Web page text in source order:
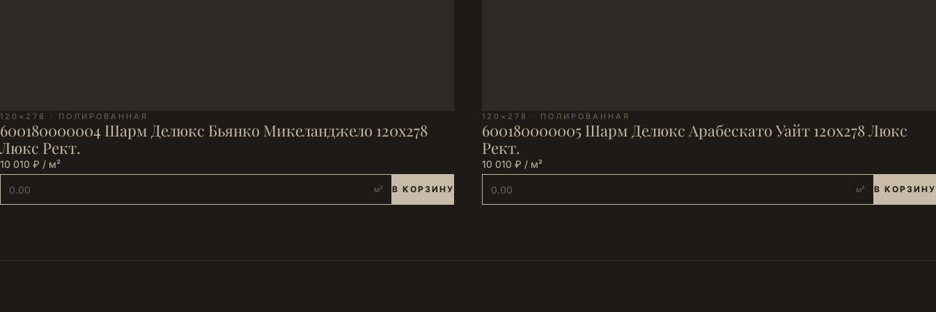
120×278 · ПОЛИРОВАННАЯ
600180000004 Шарм Делюкс Бьянко Микеланджело 120х278
Люкс Рект.
10 010 ₽ / м²
м² В КОРЗИНУ
120×278 · ПОЛИРОВАННАЯ
600180000005 Шарм Делюкс Арабескато Уайт 120х278 Люкс
Рект.
10 010 ₽ / м²
м² В КОРЗИНУ